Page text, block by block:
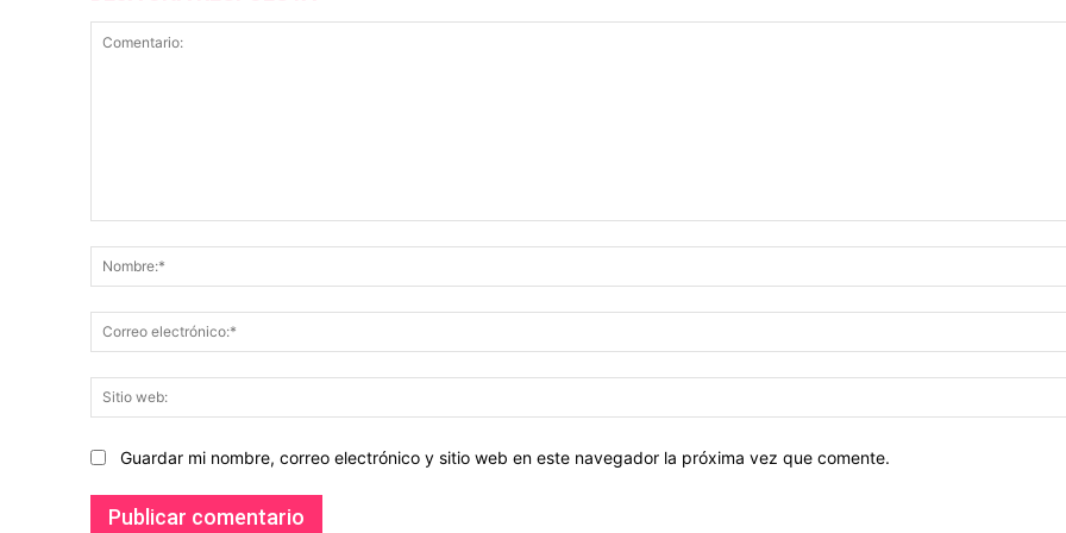
Guardar mi nombre, correo electrónico y sitio web en este navegador la próxima vez que comente.